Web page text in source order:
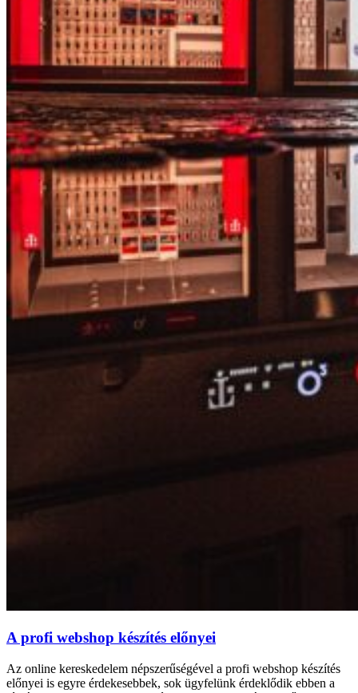
A profi webshop készítés előnyei
Az online kereskedelem népszerűségével a profi webshop készítés
előnyei is egyre érdekesebbek, sok ügyfelünk érdeklődik ebben a